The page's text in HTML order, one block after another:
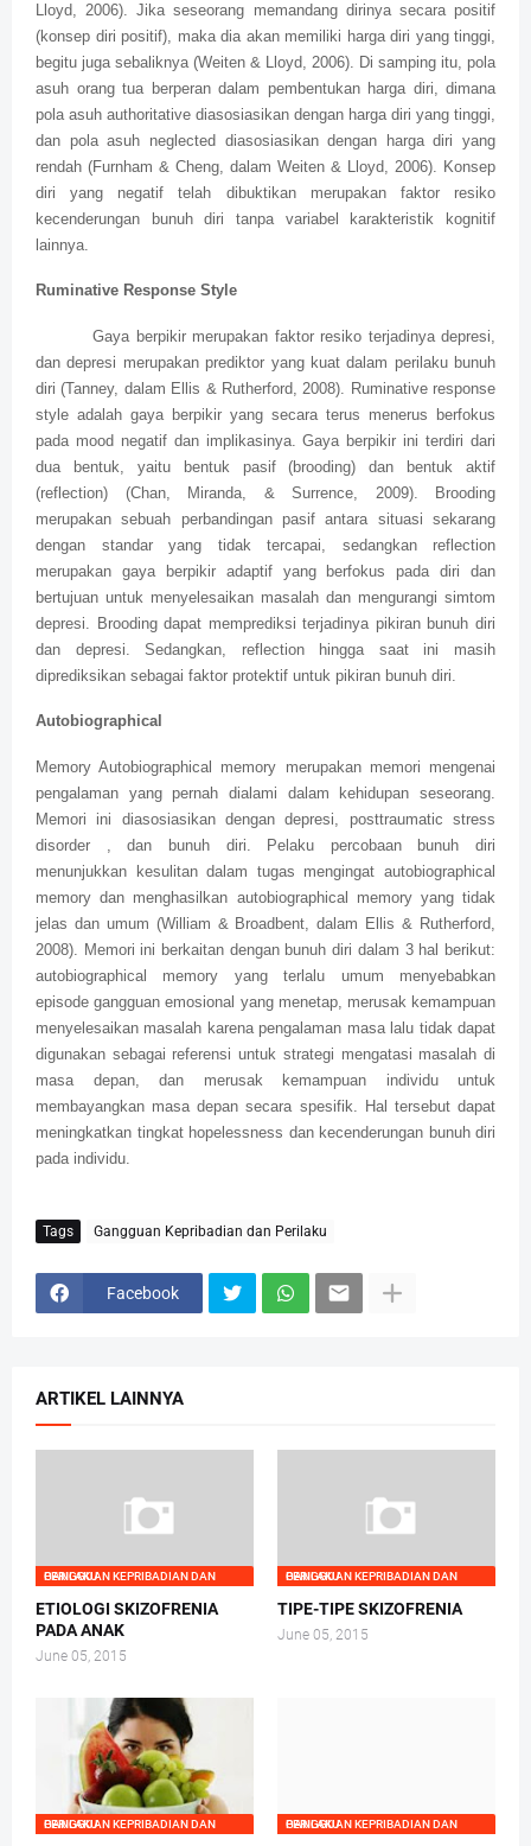
Lloyd, 2006). Jika seseorang memandang dirinya secara positif
(konsep diri positif), maka dia akan memiliki harga diri yang tinggi,
begitu juga sebaliknya (Weiten & Lloyd, 2006). Di samping itu, pola
asuh orang tua berperan dalam pembentukan harga diri, dimana
pola asuh authoritative diasosiasikan dengan harga diri yang tinggi,
dan pola asuh neglected diasosiasikan dengan harga diri yang
rendah (Furnham & Cheng, dalam Weiten & Lloyd, 2006). Konsep
diri yang negatif telah dibuktikan merupakan faktor resiko
kecenderungan bunuh diri tanpa variabel karakteristik kognitif
lainnya.
Ruminative Response Style
Gaya berpikir merupakan faktor resiko terjadinya depresi,
dan depresi merupakan prediktor yang kuat dalam perilaku bunuh
diri (Tanney, dalam Ellis & Rutherford, 2008). Ruminative response
style adalah gaya berpikir yang secara terus menerus berfokus
pada mood negatif dan implikasinya. Gaya berpikir ini terdiri dari
dua bentuk, yaitu bentuk pasif (brooding) dan bentuk aktif
(reflection) (Chan, Miranda, & Surrence, 2009). Brooding
merupakan sebuah perbandingan pasif antara situasi sekarang
dengan standar yang tidak tercapai, sedangkan reflection
merupakan gaya berpikir adaptif yang berfokus pada diri dan
bertujuan untuk menyelesaikan masalah dan mengurangi simtom
depresi. Brooding dapat memprediksi terjadinya pikiran bunuh diri
dan depresi. Sedangkan, reflection hingga saat ini masih
diprediksikan sebagai faktor protektif untuk pikiran bunuh diri.
Autobiographical
Memory Autobiographical memory merupakan memori mengenai
pengalaman yang pernah dialami dalam kehidupan seseorang.
Memori ini diasosiasikan dengan depresi, posttraumatic stress
disorder , dan bunuh diri. Pelaku percobaan bunuh diri
menunjukkan kesulitan dalam tugas mengingat autobiographical
memory dan menghasilkan autobiographical memory yang tidak
jelas dan umum (William & Broadbent, dalam Ellis & Rutherford,
2008). Memori ini berkaitan dengan bunuh diri dalam 3 hal berikut:
autobiographical memory yang terlalu umum menyebabkan
episode gangguan emosional yang menetap, merusak kemampuan
menyelesaikan masalah karena pengalaman masa lalu tidak dapat
digunakan sebagai referensi untuk strategi mengatasi masalah di
masa depan, dan merusak kemampuan individu untuk
membayangkan masa depan secara spesifik. Hal tersebut dapat
meningkatkan tingkat hopelessness dan kecenderungan bunuh diri
pada individu.
Tags Gangguan Kepribadian dan Perilaku
Facebook
ARTIKEL LAINNYA
GANGGUAN KEPRIBADIAN DAN PERILAKU
ETIOLOGI SKIZOFRENIA
PADA ANAK
June 05, 2015
GANGGUAN KEPRIBADIAN DAN PERILAKU
TIPE-TIPE SKIZOFRENIA
June 05, 2015
GANGGUAN KEPRIBADIAN DAN PERILAKU GANGGUAN KEPRIBADIAN DAN PERILAKU